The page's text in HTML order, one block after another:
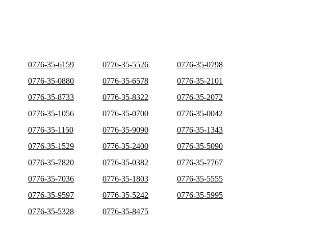
0776-35-6159 0776-35-5526
0776-35-0798
0776-35-0880 0776-35-6578
0776-35-2101
0776-35-8733 0776-35-8322
0776-35-2072
0776-35-1056 0776-35-0700
0776-35-0042
0776-35-1150 0776-35-9090
0776-35-1343
0776-35-1529 0776-35-2400
0776-35-5090
0776-35-7820 0776-35-0382
0776-35-7767
0776-35-7036 0776-35-1803
0776-35-5555
0776-35-9597 0776-35-5242
0776-35-5995
0776-35-5328 0776-35-8475